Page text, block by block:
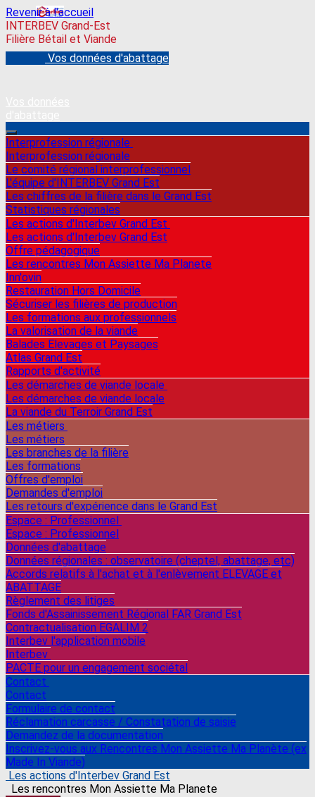
Revenir à l'accueil
INTERBEV Grand-Est
Filière Bétail et Viande
Vos données d'abattage
Interprofession régionale
Interprofession régionale
Le comité régional interprofessionnel
L'équipe d'INTERBEV Grand Est
Les chiffres de la filière dans le Grand Est
Statistiques régionales
Les actions d'Interbev Grand Est
Les actions d'Interbev Grand Est
Offre pédagogique
Les rencontres Mon Assiette Ma Planete
Inn'ovin
Restauration Hors Domicile
Sécuriser les filières de production
Les formations aux professionnels
La valorisation de la viande
Balades Elevages et Paysages
Atlas Grand Est
Rapports d'activité
Les démarches de viande locale
Les démarches de viande locale
La viande du Terroir Grand Est
Les métiers
Les métiers
Les branches de la filière
Les formations
Offres d'emploi
Demandes d'emploi
Les retours d'expérience dans le Grand Est
Espace : Professionnel
Espace : Professionnel
Données d'abattage
Données régionales : observatoire (cheptel, abattage, etc)
Accords relatifs à l'achat et à l'enlèvement ELEVAGE et
ABATTAGE
Règlement des litiges
Fonds d'Assainissement Régional FAR Grand Est
Contractualisation EGALIM 2
Interbev l'application mobile
Interbev
PACTE pour un engagement sociétal
Contact
Contact
Formulaire de contact
Réclamation carcasse / Constatation de saisie
Demandez de la documentation
Inscrivez-vous aux Rencontres Mon Assiette Ma Planète (ex
Made In Viande)
Les actions d'Interbev Grand Est
Les rencontres Mon Assiette Ma Planete